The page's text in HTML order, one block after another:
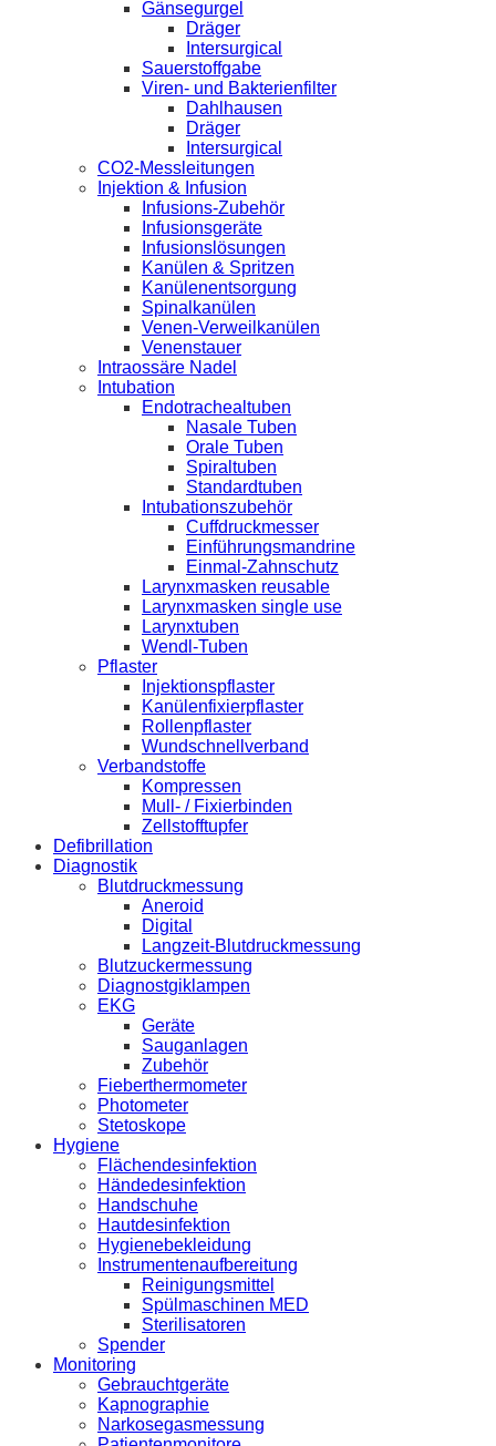
Gänsegurgel
Dräger
Intersurgical
Sauerstoffgabe
Viren- und Bakterienfilter
Dahlhausen
Dräger
Intersurgical
CO2-Messleitungen
Injektion & Infusion
Infusions-Zubehör
Infusionsgeräte
Infusionslösungen
Kanülen & Spritzen
Kanülenentsorgung
Spinalkanülen
Venen-Verweilkanülen
Venenstauer
Intraossäre Nadel
Intubation
Endotrachealtuben
Nasale Tuben
Orale Tuben
Spiraltuben
Standardtuben
Intubationszubehör
Cuffdruckmesser
Einführungsmandrine
Einmal-Zahnschutz
Larynxmasken reusable
Larynxmasken single use
Larynxtuben
Wendl-Tuben
Pflaster
Injektionspflaster
Kanülenfixierpflaster
Rollenpflaster
Wundschnellverband
Verbandstoffe
Kompressen
Mull- / Fixierbinden
Zellstofftupfer
Defibrillation
Diagnostik
Blutdruckmessung
Aneroid
Digital
Langzeit-Blutdruckmessung
Blutzuckermessung
Diagnostgiklampen
EKG
Geräte
Sauganlagen
Zubehör
Fieberthermometer
Photometer
Stetoskope
Hygiene
Flächendesinfektion
Händedesinfektion
Handschuhe
Hautdesinfektion
Hygienebekleidung
Instrumentenaufbereitung
Reinigungsmittel
Spülmaschinen MED
Sterilisatoren
Spender
Monitoring
Gebrauchtgeräte
Kapnographie
Narkosegasmessung